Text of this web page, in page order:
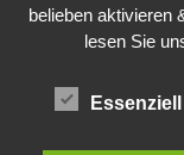
SA, 26.09.2026
CHRISTINE
Kulturforum
Auf der Suche
belieben aktivieren
lesen Sie
Essenziell